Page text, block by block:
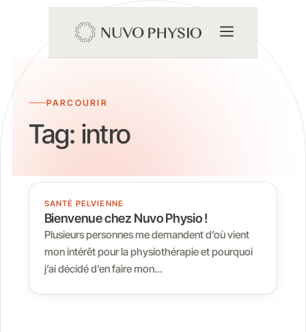
PARCOURIR
Tag: intro
SANTÉ PELVIENNE
Bienvenue chez Nuvo Physio !
Plusieurs personnes me demandent d’où vient
mon intérêt pour la physiothérapie et pourquoi
j’ai décidé d’en faire mon…